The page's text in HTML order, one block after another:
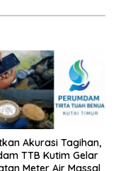
Akurasi Tagihan,
TTB Kutim Gelar
Meter Air Massal